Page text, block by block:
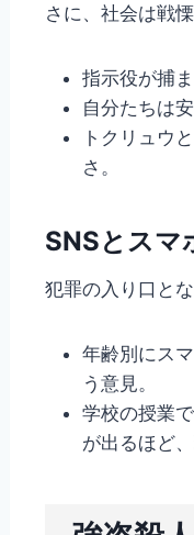
さに、社会は戦
指示役が捕
自分たちは
トクリュウ
さ。
SNSとスマ
犯罪の入り口と
年齢別にス
う意見。
学校の授業
が出るほど